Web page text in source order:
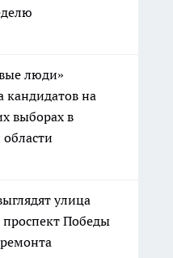
люди»
кандидатов на
выборах в
улица
Победы